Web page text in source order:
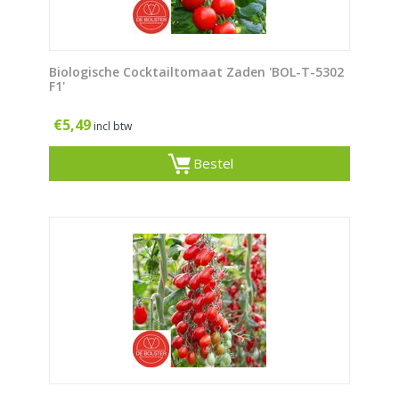
Biologische Cocktailtomaat Zaden 'BOL-T-5302
F1'
€5,49 incl btw
Bestel